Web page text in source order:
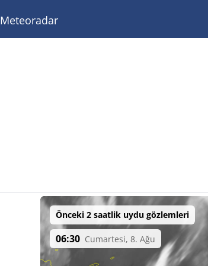
Meteoradar
Önceki 2 saatlik uydu gözlemleri
06:30 Cumartesi, 8. Ağu